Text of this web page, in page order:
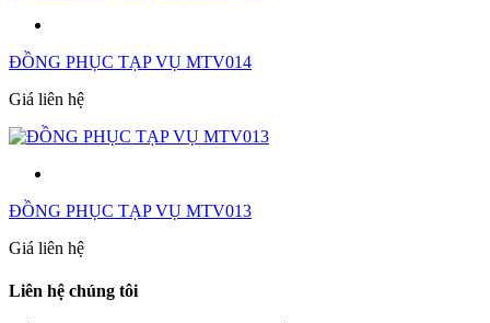
ĐỒNG PHỤC TẠP VỤ MTV014
Giá liên hệ
ĐỒNG PHỤC TẠP VỤ MTV013
Giá liên hệ
Liên hệ chúng tôi